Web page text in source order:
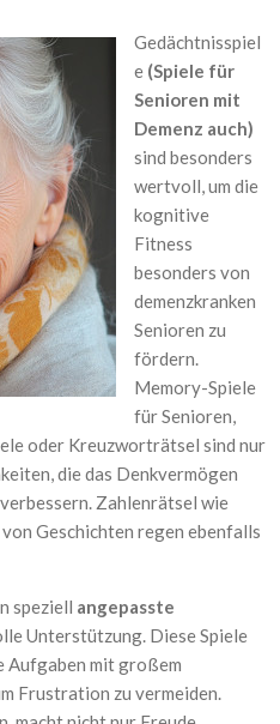
Gedächtnisspiel
e (Spiele für
Senioren mit
Demenz auch)
sind besonders
wertvoll, um die
kognitive
Fitness
besonders von
demenzkranken
Senioren zu
fördern.
Memory-Spiele
für Senioren,
oder Kreuzworträtsel sind nur
die das Denkvermögen
Zahlenrätsel wie
Geschichten regen ebenfalls
speziell angepasste
Unterstützung. Diese Spiele
Aufgaben mit großem
Frustration zu vermeiden.